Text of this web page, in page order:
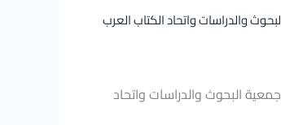
والدراسات واتحاد الكتاب العرب
البحوث والدراسات واتحاد